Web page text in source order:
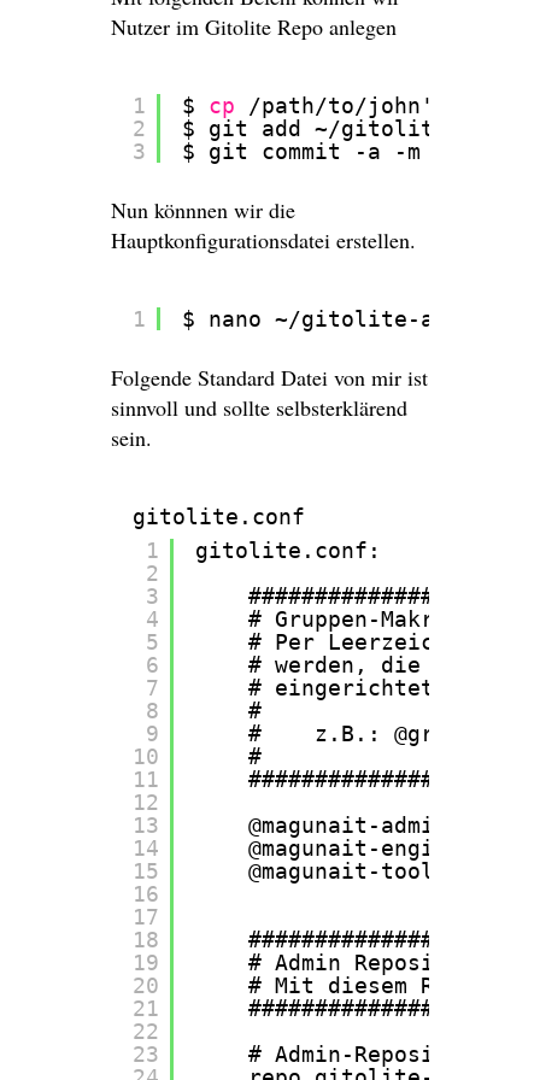
Nutzer im Gitolite Repo anlegen
1
2
3
$ cp /path/to/john 's
$ git add ~/gitolite-
$ git commit -a -m
Nun könnnen wir die
Hauptkonfigurationsdatei erstellen.
1 $ nano ~/gitolite-admin/
Folgende Standard Datei von mir ist
sinnvoll und sollte selbsterklärend
sein.
gitolite.conf
1
2
3
4
5
6
7
8
9
10
11
12
13
14
15
16
17
18
19
20
21
22
23
gitolite.conf:
# Gruppen-Makros:
# Per Leerzeichen
# werden, die mittels
# eingerichtet worden
#
#    z.B.:
#
@magunait-admins
@magunait-engineers
@magunait-tools
# Admin Repository:
# Mit diesem
# Admin-Repository